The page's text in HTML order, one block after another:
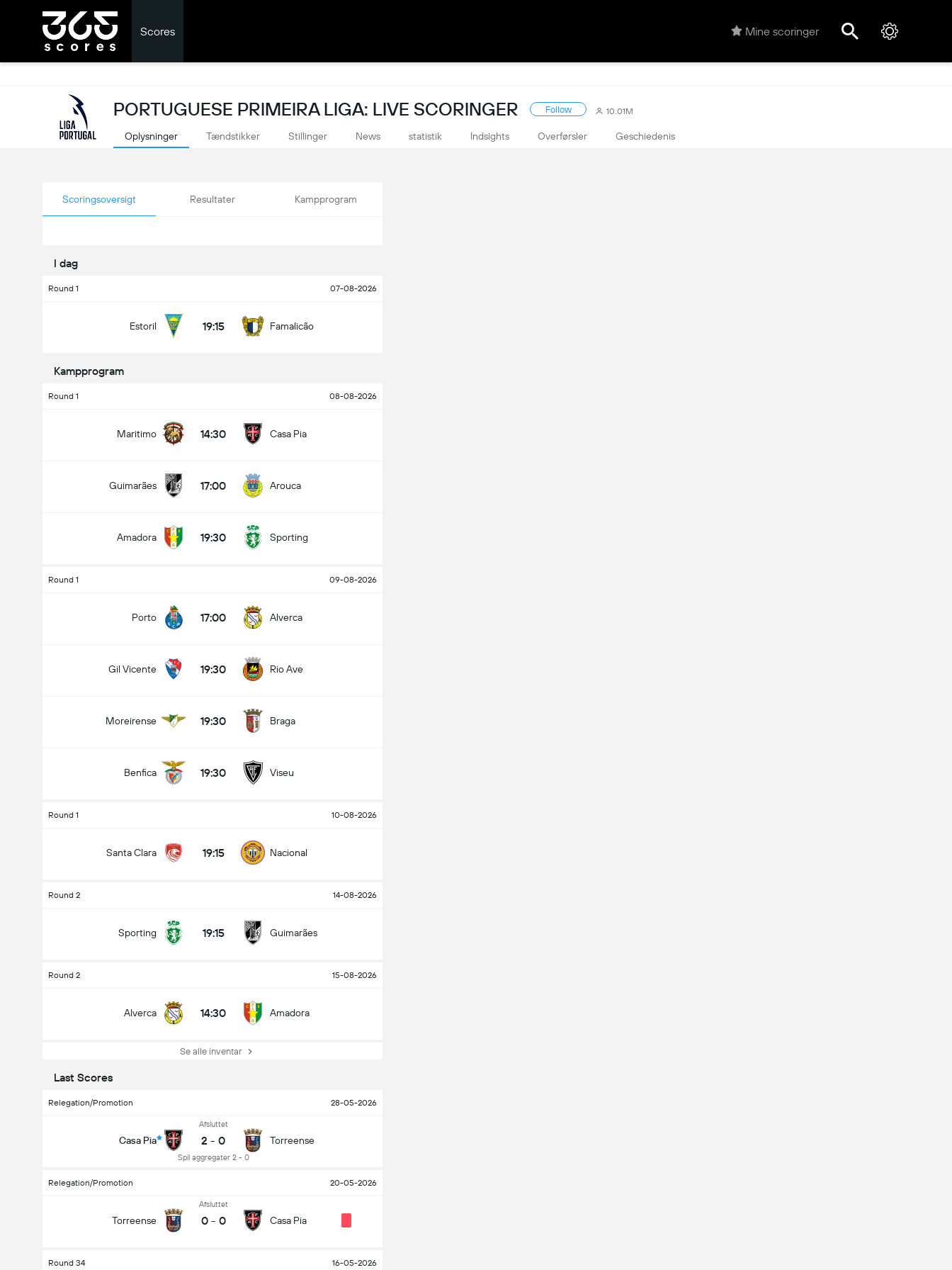
Scores Mine scoringer
PORTUGUESE PRIMEIRA LIGA: LIVE SCORINGER Follow 10.01M
Oplysninger Tændstikker Stillinger News statistik Indsights Overførsler Geschiedenis
Scoringsoversigt Resultater Kampprogram
I dag
Round 1 07-08-2026
Estoril 19:15 Famalicão
Kampprogram
Round 1 08-08-2026
Maritimo 14:30 Casa Pia
Guimarães 17:00 Arouca
Amadora 19:30 Sporting
Round 1 09-08-2026
Porto 17:00 Alverca
Gil Vicente 19:30 Rio Ave
Moreirense 19:30 Braga
Benfica 19:30 Viseu
Round 1 10-08-2026
Santa Clara 19:15 Nacional
Round 2 14-08-2026
Sporting 19:15 Guimarães
Round 2 15-08-2026
Alverca 14:30 Amadora
Se alle inventar
Last Scores
Relegation/Promotion 28-05-2026
Casa Pia
Afsluttet
2 - 0
Spil aggregater 2 - 0
Torreense
Relegation/Promotion 20-05-2026
Torreense
Afsluttet
0 - 0 Casa Pia
Round 34 16-05-2026